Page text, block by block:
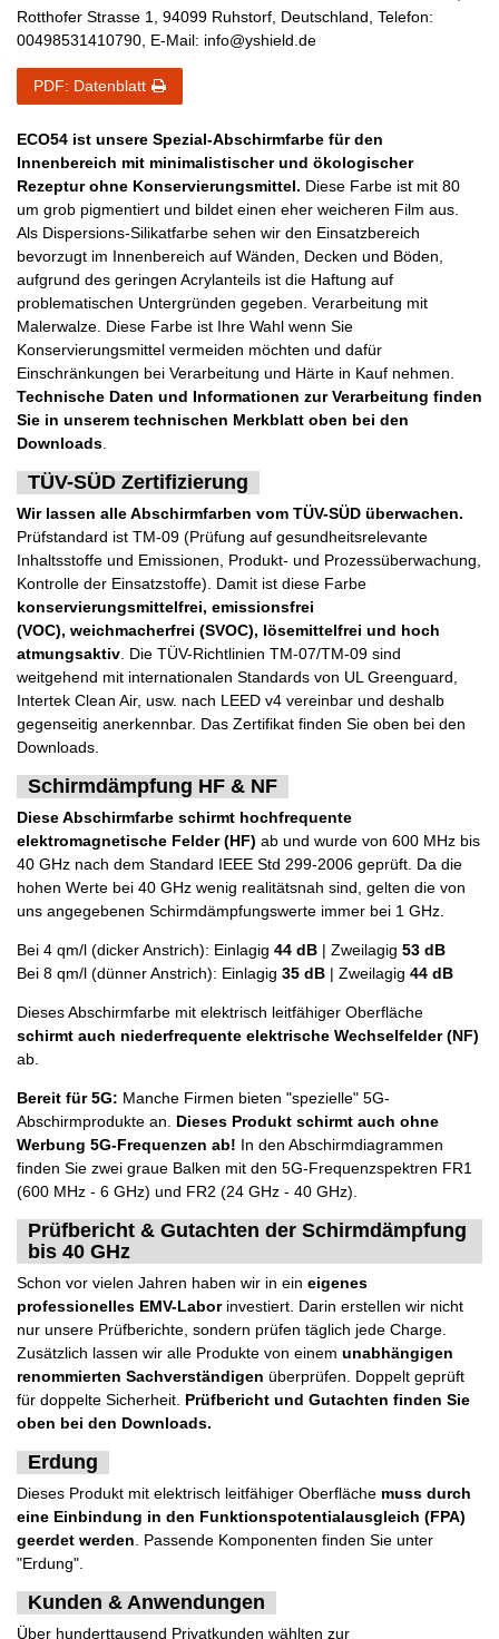
Rotthofer Strasse 1, 94099 Ruhstorf, Deutschland, Telefon:
00498531410790, E-Mail: info@yshield.de
PDF: Datenblatt
ECO54 ist unsere Spezial-Abschirmfarbe für den
Innenbereich mit minimalistischer und ökologischer
Rezeptur ohne Konservierungsmittel. Diese Farbe ist mit 80
um grob pigmentiert und bildet einen eher weicheren Film aus.
Als Dispersions-Silikatfarbe sehen wir den Einsatzbereich
bevorzugt im Innenbereich auf Wänden, Decken und Böden,
aufgrund des geringen Acrylanteils ist die Haftung auf
problematischen Untergründen gegeben. Verarbeitung mit
Malerwalze. Diese Farbe ist Ihre Wahl wenn Sie
Konservierungsmittel vermeiden möchten und dafür
Einschränkungen bei Verarbeitung und Härte in Kauf nehmen.
Technische Daten und Informationen zur Verarbeitung finden
Sie in unserem technischen Merkblatt oben bei den
Downloads.
TÜV-SÜD Zertifizierung
Wir lassen alle Abschirmfarben vom TÜV-SÜD überwachen.
Prüfstandard ist TM-09 (Prüfung auf gesundheitsrelevante
Inhaltsstoffe und Emissionen, Produkt- und Prozessüberwachung,
Kontrolle der Einsatzstoffe). Damit ist diese Farbe
konservierungsmittelfrei, emissionsfrei
(VOC), weichmacherfrei (SVOC), lösemittelfrei und hoch
atmungsaktiv. Die TÜV-Richtlinien TM-07/TM-09 sind
weitgehend mit internationalen Standards von UL Greenguard,
Intertek Clean Air, usw. nach LEED v4 vereinbar und deshalb
gegenseitig anerkennbar. Das Zertifikat finden Sie oben bei den
Downloads.
Schirmdämpfung HF & NF
Diese Abschirmfarbe schirmt hochfrequente
elektromagnetische Felder (HF) ab und wurde von 600 MHz bis
40 GHz nach dem Standard IEEE Std 299-2006 geprüft. Da die
hohen Werte bei 40 GHz wenig realitätsnah sind, gelten die von
uns angegebenen Schirmdämpfungswerte immer bei 1 GHz.
Bei 4 qm/l (dicker Anstrich): Einlagig 44 dB | Zweilagig 53 dB
Bei 8 qm/l (dünner Anstrich): Einlagig 35 dB | Zweilagig 44 dB
Dieses Abschirmfarbe mit elektrisch leitfähiger Oberfläche
schirmt auch niederfrequente elektrische Wechselfelder (NF)
ab.
Bereit für 5G: Manche Firmen bieten "spezielle" 5G-
Abschirmprodukte an. Dieses Produkt schirmt auch ohne
Werbung 5G-Frequenzen ab! In den Abschirmdiagrammen
finden Sie zwei graue Balken mit den 5G-Frequenzspektren FR1
(600 MHz - 6 GHz) und FR2 (24 GHz - 40 GHz).
Prüfbericht & Gutachten der Schirmdämpfung
bis 40 GHz
Schon vor vielen Jahren haben wir in ein eigenes
professionelles EMV-Labor investiert. Darin erstellen wir nicht
nur unsere Prüfberichte, sondern prüfen täglich jede Charge.
Zusätzlich lassen wir alle Produkte von einem unabhängigen
renommierten Sachverständigen überprüfen. Doppelt geprüft
für doppelte Sicherheit. Prüfbericht und Gutachten finden Sie
oben bei den Downloads.
Erdung
Dieses Produkt mit elektrisch leitfähiger Oberfläche muss durch
eine Einbindung in den Funktionspotentialausgleich (FPA)
geerdet werden. Passende Komponenten finden Sie unter
"Erdung".
Kunden & Anwendungen
Über hunderttausend Privatkunden wählten zur